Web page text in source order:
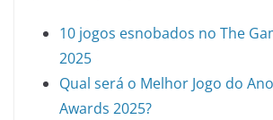
10 jogos esnobados no The
2025
Qual será o Melhor Jogo do
Awards 2025?